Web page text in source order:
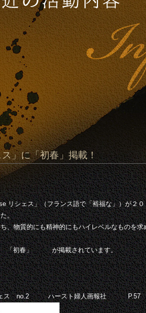
ス」に「初春」掲載！
リシェス」（フランス語で「裕福な」）が２
。
、物質的にも精神的にもハイレベルなものを
「初春」 が掲載されています。
ェス no.2 ハースト婦人画報社 P.57